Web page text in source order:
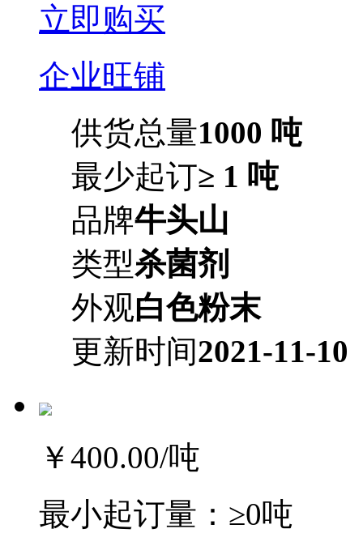
立即购买
企业旺铺
供货总量1000 吨
最少起订≥ 1 吨
品牌牛头山
类型杀菌剂
外观白色粉末
更新时间2021-11-10
￥400.00/吨
最小起订量： ≥0吨